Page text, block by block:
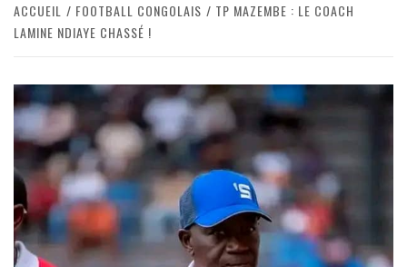
ACCUEIL FOOTBALL CONGOLAIS
TP MAZEMBE : LE COACH
LAMINE NDIAYE CHASSÉ !